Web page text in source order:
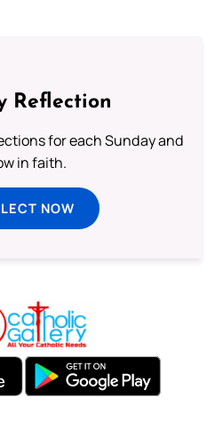
Reflection
for each Sunday and
in faith.
NOW